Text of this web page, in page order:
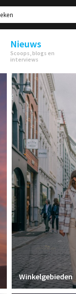
Nieuws
Scoops, blogs en
interviews
Winkelgebieden